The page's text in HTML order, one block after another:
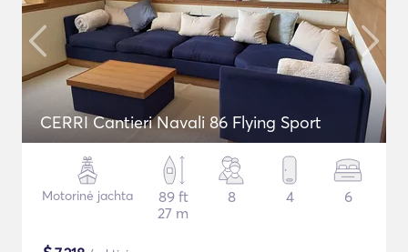
CERRI Cantieri Navali 86 Flying Sport
Motorinė jachta
89 ft
27 m
8 4 6